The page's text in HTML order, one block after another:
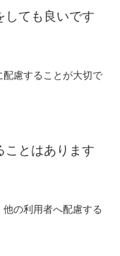
しても良いです
慮することが大切で
ことはあります
の利用者へ配慮する